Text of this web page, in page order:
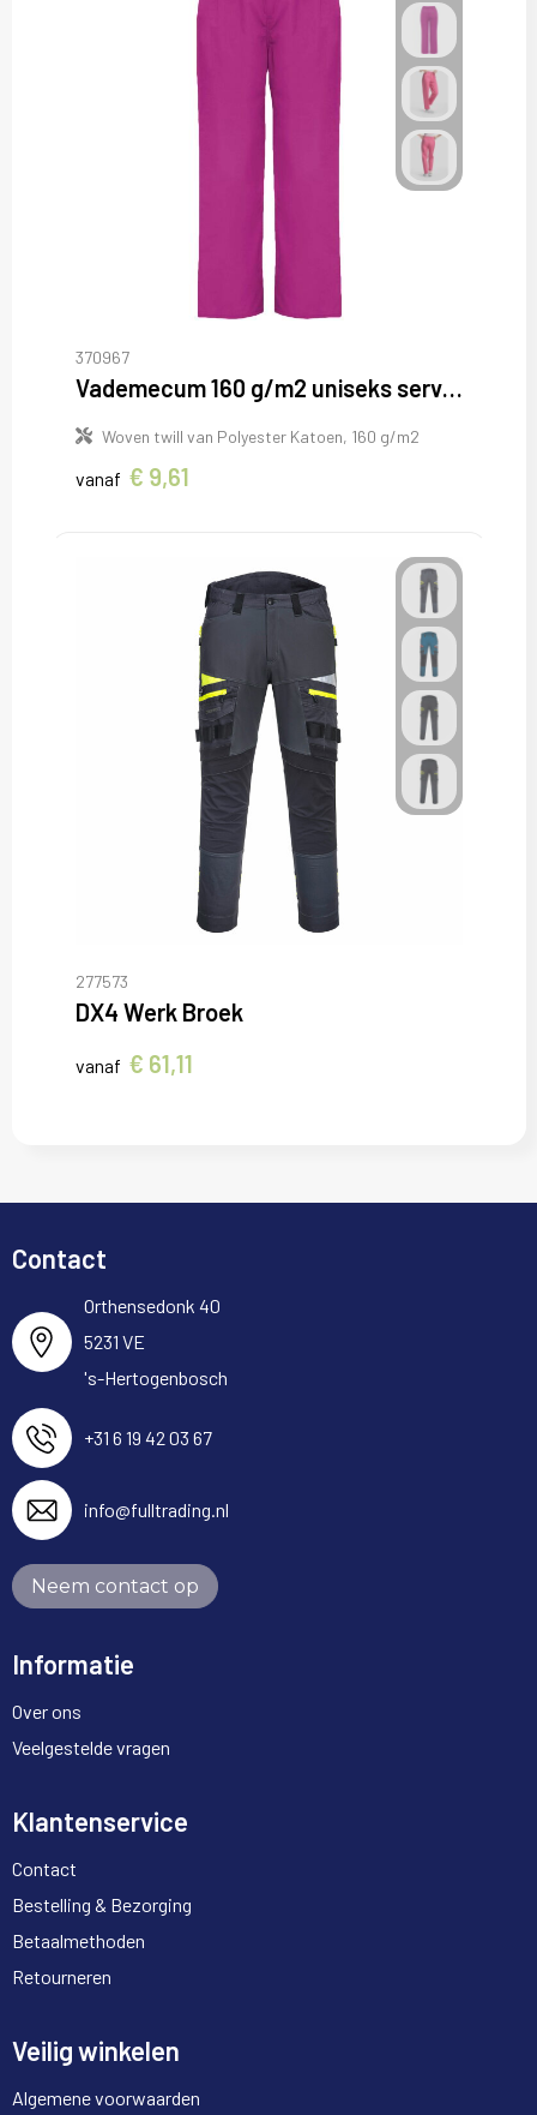
370967
Vademecum 160 g/m2 uniseks servicebroek
Woven twill van Polyester Katoen, 160 g/m2
vanaf € 9,61
277573
DX4 Werk Broek
vanaf € 61,11
Contact
Orthensedonk 40
5231 VE
's-Hertogenbosch
+31 6 19 42 03 67
info@fulltrading.nl
Neem contact op
Informatie
Over ons
Veelgestelde vragen
Klantenservice
Contact
Bestelling & Bezorging
Betaalmethoden
Retourneren
Veilig winkelen
Algemene voorwaarden